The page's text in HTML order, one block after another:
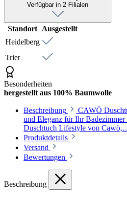
Verfügbar in 2 Filialen
Standort Ausgestellt
Heidelberg
Trier
Besonderheiten
hergestellt aus 100% Baumwolle
Beschreibung
CAWÖ
und Eleganz für Ihr
Duschtuch Lifestyle von
Produktdetails
Versand
Bewertungen
Beschreibung